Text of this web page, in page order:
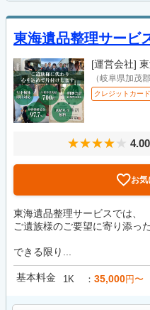
東海遺品整理サービ
[運営会社]
（岐阜県加茂
クレジットカー
4.00
お気
東海遺品整理サービスでは、
ご遺族様のご要望に寄り添っ
できる限り...
基本料金 1K 35,000円〜